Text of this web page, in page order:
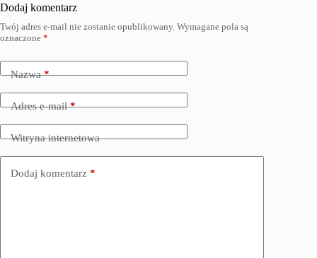
Dodaj komentarz
Twój adres e-mail nie zostanie opublikowany. Wymagane pola są
oznaczone *
Nazwa*
Adres e-mail*
Witryna internetowa
Dodaj komentarz *